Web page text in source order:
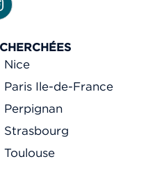
Nice
Paris Ile-de-France
Perpignan
Strasbourg
Toulouse